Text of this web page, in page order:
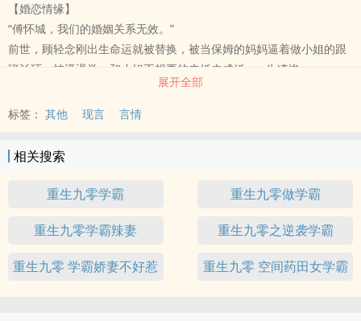
【婚恋情缘】
“傅怀城，我们的婚姻关系无效。”
前世，顾轻念刚出生命运就被替换，被当保姆的妈妈逼着做小姐的跟
班丫环，被逼退学，和小姐不想要的未婚夫成婚...一生凄惨。
重生后，顾轻念申请婚姻无效，重回校园开始学霸之路
找回自己的身份，顾轻念一路昂首向前。
现言完结文一：《重生之萌娃娇妻向前冲》；
展开全部
标签： 其他 现言 言情
相关搜索
重生九零学霸 重生九零做学霸
重生九零学霸辣妻 重生九零之逆袭学霸
重生九零 学霸娇妻不好惹 重生九零 空间药田女学霸